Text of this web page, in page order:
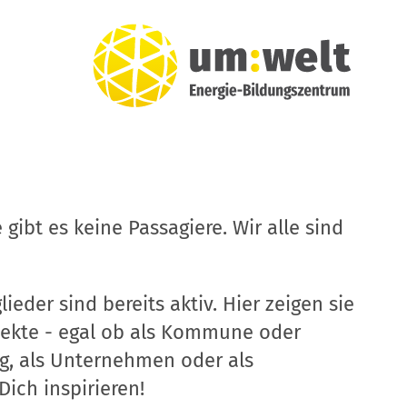
gibt es keine Passagiere. Wir alle sind
sind bereits aktiv. Hier zeigen sie
- egal ob als Kommune oder
als Unternehmen oder als
inspirieren!